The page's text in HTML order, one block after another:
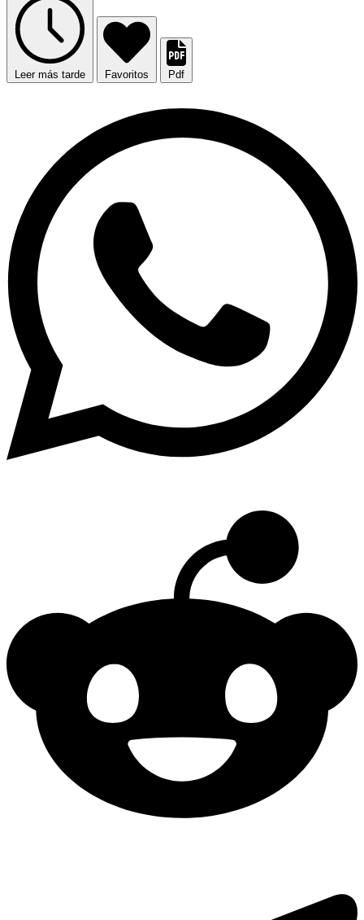
Leer más tarde Favoritos Pdf